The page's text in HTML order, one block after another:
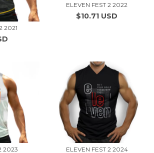
2021
ELEVEN FEST 2 2022
$10.71 USD
2023 ELEVEN FEST 2 2024